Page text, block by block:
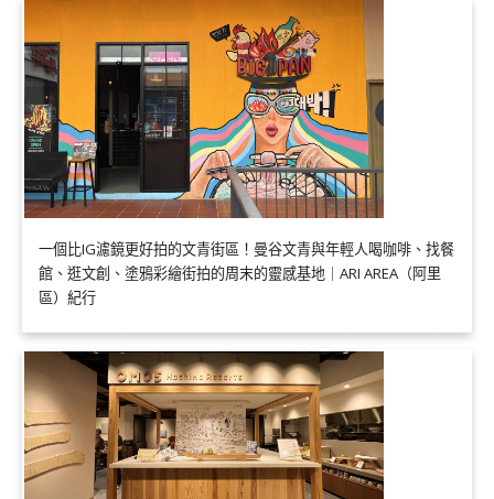
一個比IG濾鏡更好拍的文青街區！曼谷文青與年輕人喝咖啡、找餐
館、逛文創、塗鴉彩繪街拍的周末的靈感基地｜ARI AREA（阿里
區）紀行